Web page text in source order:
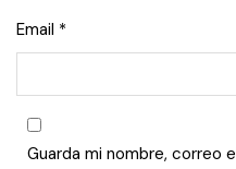
Email *
Guarda mi nombre, correo